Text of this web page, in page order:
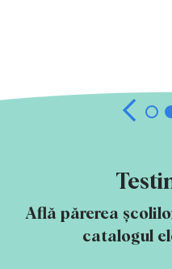
Află părerea
catalogul